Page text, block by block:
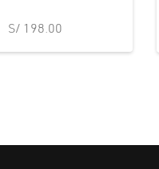
El precio
S/ 198.00